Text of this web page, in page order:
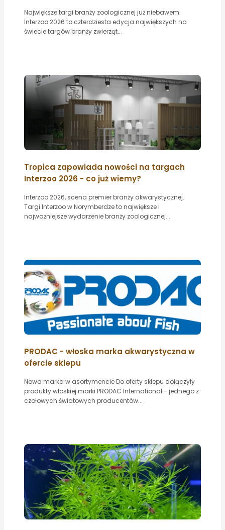
Największe targi branży zoologicznej już niebawem.
Interzoo 2026 to czterdziesta edycja największych na
świecie targów branży zwierząt...
Tropica zapowiada nowości na targach
Interzoo 2026 - co już wiemy?
Interzoo 2026, scena premier branży akwarystycznej.
Targi Interzoo w Norymberdze to największe i
najważniejsze wydarzenie branży zoologicznej...
PRODAC - włoska marka akwarystyczna w
ofercie sklepu
Nowa marka w asortymencie Do oferty sklepu dołączyły
produkty włoskiej marki PRODAC International - jednego z
czołowych światowych producentów...